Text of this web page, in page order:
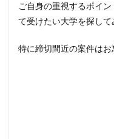
ご自身の重視するポイ
て受けたい大学を探して
特に締切間近の案件はお